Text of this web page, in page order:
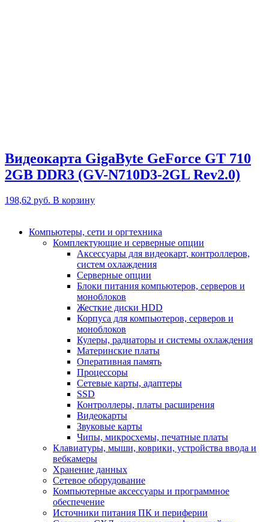
Видеокарта GigaByte GeForce GT 710
2GB DDR3 (GV-N710D3-2GL Rev2.0)
198,62 руб. В корзину
Компьютеры, сети и оргтехника
Комплектующие и серверные опции
Аксессуары для видеокарт, контроллеров,
систем охлаждения
Серверные опции
Блоки питания компьютеров, серверов и
моноблоков
Жесткие диски HDD
Корпуса для компьютеров, серверов и
моноблоков
Кулеры, радиаторы и системы охлаждения
Материнские платы
Оперативная память
Процессоры
Сетевые карты, адаптеры
SSD
Контроллеры, платы расширения
Видеокарты
Звуковые карты
Чипы, микросхемы, печатные платы
Клавиатуры, мыши, коврики, устройства ввода и
вебкамеры
Хранение данных
Сетевое оборудование
Компьютерные аксессуары и программное
обеспечение
Источники питания ПК и периферии